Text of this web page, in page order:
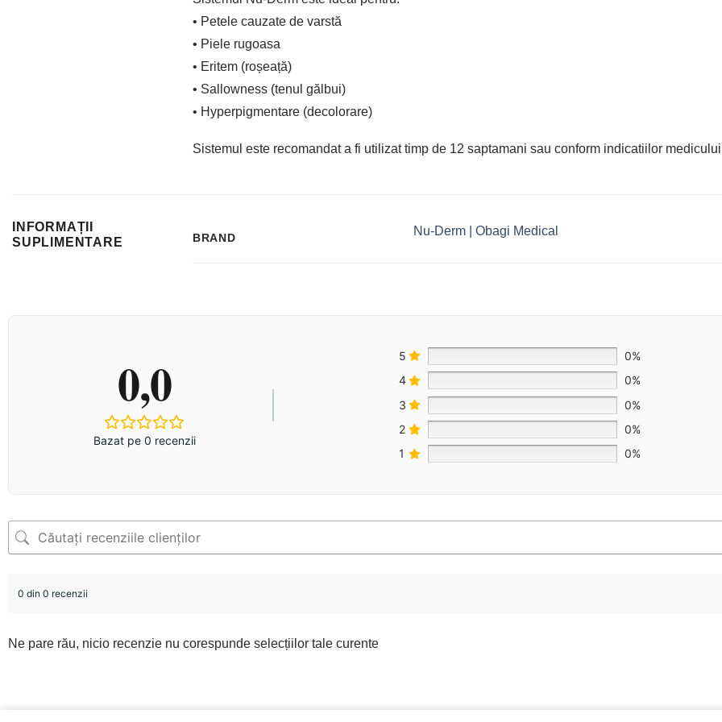
• Petele cauzate de varstă
• Piele rugoasa
• Eritem (roșeață)
• Sallowness (tenul gălbui)
• Hyperpigmentare (decolorare)
Sistemul este recomandat a fi utilizat timp de 12 saptamani sau conform indicatiilor
INFORMAȚII
SUPLIMENTARE
BRAND Nu-Derm | Obagi Medical
0,0
Bazat pe 0 recenzii
5
0%
4
0%
3
0%
2
0%
1
0%
0 din 0 recenzii
Ne pare rău, nicio recenzie nu corespunde selecțiilor tale curente